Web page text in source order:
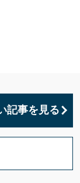
記事を見る